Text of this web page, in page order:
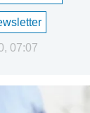
07:07